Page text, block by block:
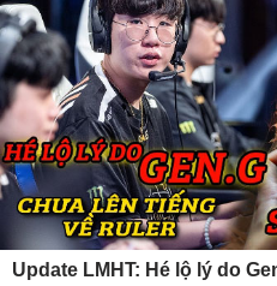
Update LMHT: Hé lộ lý do